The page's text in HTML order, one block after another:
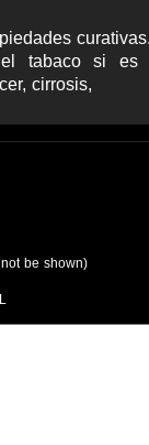
tabaco si es
cirrosis,
be shown)